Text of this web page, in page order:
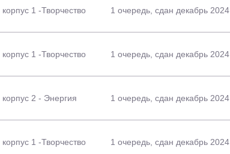
корпус 1 -Творчество 1 очередь, сдан декабрь 2024
корпус 1 -Творчество 1 очередь, сдан декабрь 2024
корпус 2 - Энергия 1 очередь, сдан декабрь 2024
корпус 1 -Творчество 1 очередь, сдан декабрь 2024